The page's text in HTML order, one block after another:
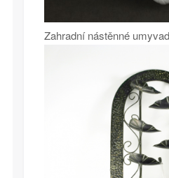
Zahradní nástěnné